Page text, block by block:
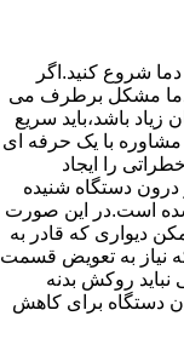
شروع کنید.اگر
دما مشکل برطرف می
باشد،باید سریع
با یک حرفه ای
را ایجاد
دستگاه شنیده
شده است.در این صورت
دیواری که قادر به
نیاز به تعویض قسمت
نباید روکش بدنه
دستگاه برای کاهش